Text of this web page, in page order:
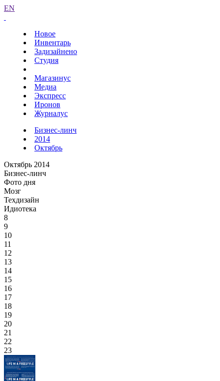
EN
Новое
Инвентарь
Задизайнено
Студия
Магазинус
Медиа
Экспресс
Иронов
Журналус
Бизнес-линч
2014
Октябрь
Октябрь 2014
Бизнес-линч
Фото дня
Мозг
Техдизайн
Идиотека
8
9
10
11
12
13
14
15
16
17
18
19
20
21
22
23